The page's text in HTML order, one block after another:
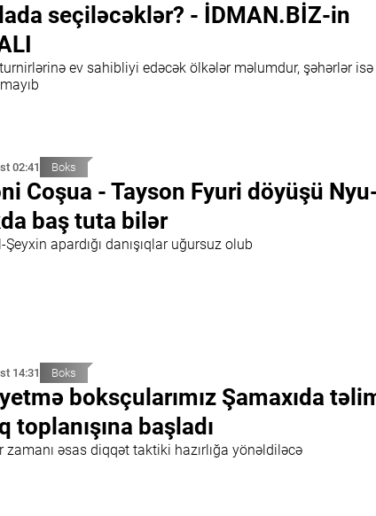
seçiləcəklər? - İDMAN.BİZ-in
ev sahibliyi edəcək ölkələr məlumdur, şəhərlər
02:41 Boks
Coşua - Tayson Fyuri döyüşü
baş tuta bilər
apardığı danışıqlar uğursuz olub
14:31 Boks
boksçularımız Şamaxıda
toplanışına başladı
zamanı əsas diqqət taktiki hazırlığa yönəldiləcə